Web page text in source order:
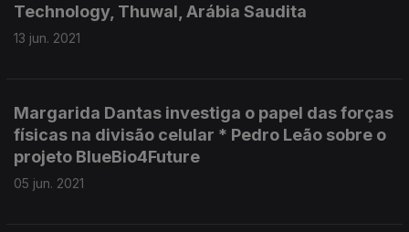
Technology, Thuwal, Arábia Saudita
13 jun. 2021
Margarida Dantas investiga o papel das forças
físicas na divisão celular * Pedro Leão sobre o
projeto BlueBio4Future
05 jun. 2021